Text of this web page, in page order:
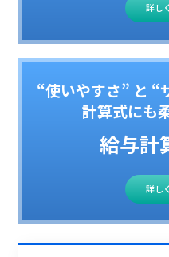
詳し
“使いやすさ” と “
計算式にも
給与計
詳し